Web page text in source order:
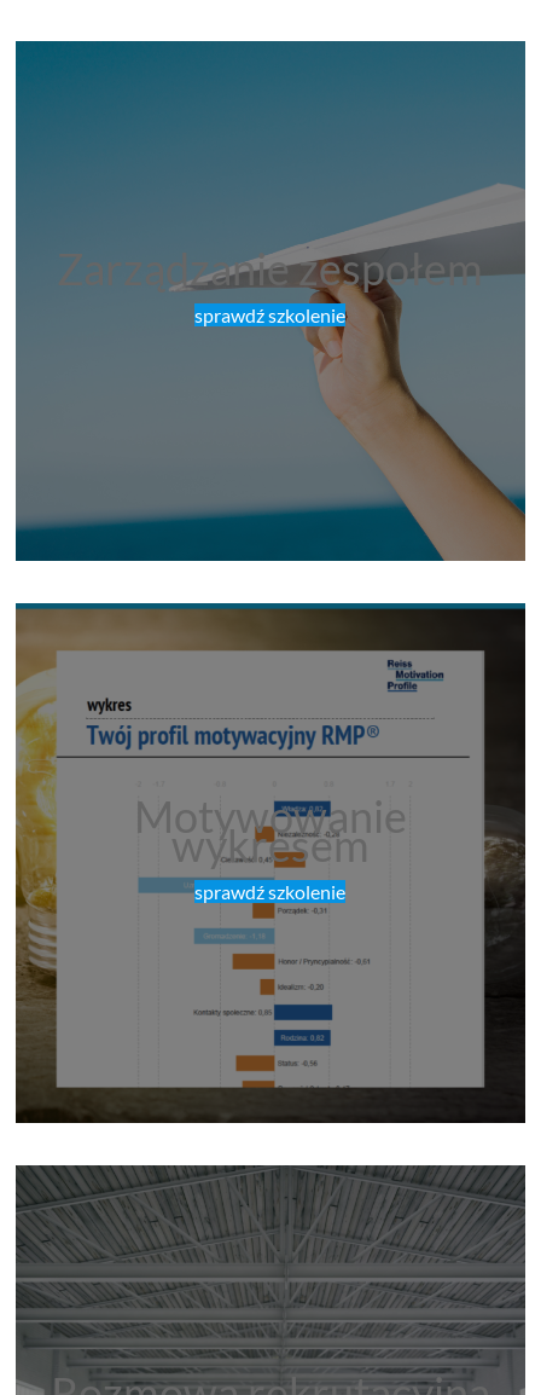
Zarządzanie zespołem
sprawdź szkolenie
Motywowanie
wykresem
sprawdź szkolenie